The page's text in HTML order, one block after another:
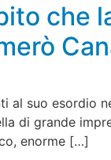
che
suo esordio
di grande
enorme […]